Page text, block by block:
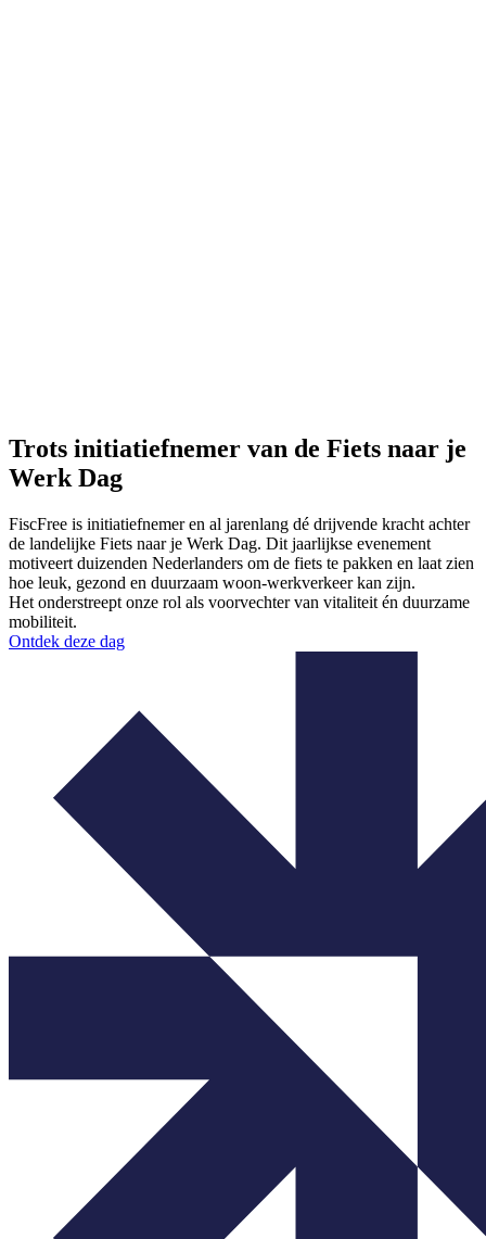
Trots initiatiefnemer van de Fiets naar je
Werk Dag
FiscFree is initiatiefnemer en al jarenlang dé drijvende kracht achter
de landelijke Fiets naar je Werk Dag. Dit jaarlijkse evenement
motiveert duizenden Nederlanders om de fiets te pakken en laat zien
hoe leuk, gezond en duurzaam woon-werkverkeer kan zijn.
Het onderstreept onze rol als voorvechter van vitaliteit én duurzame
mobiliteit.
Ontdek deze dag